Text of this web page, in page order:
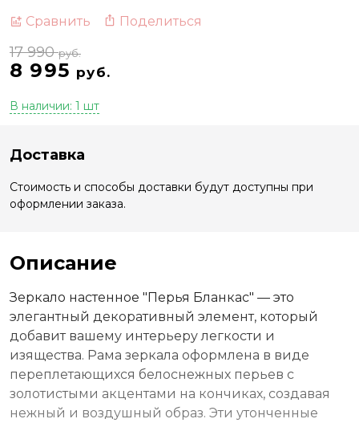
Сравнить Поделиться
8 995 руб.
17 990руб.
В наличии: 1 шт
Доставка
Стоимость и способы доставки будут доступны при
оформлении заказа.
Описание
Зеркало настенное "Перья Бланкас" — это
элегантный декоративный элемент, который
добавит вашему интерьеру легкости и
изящества. Рама зеркала оформлена в виде
переплетающихся белоснежных перьев с
золотистыми акцентами на кончиках, создавая
нежный и воздушный образ. Эти утонченные